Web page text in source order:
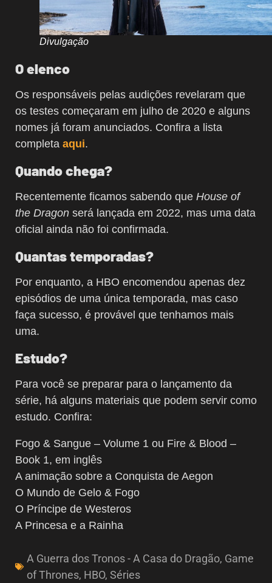
Divulgação
O elenco
Os responsáveis pelas audições revelaram que
os testes começaram em julho de 2020 e alguns
nomes já foram anunciados. Confira a lista
completa aqui.
Quando chega?
Recentemente ficamos sabendo que House of
the Dragon será lançada em 2022, mas uma data
oficial ainda não foi confirmada.
Quantas temporadas?
Por enquanto, a HBO encomendou apenas dez
episódios de uma única temporada, mas caso
faça sucesso, é provável que tenhamos mais
uma.
Estudo?
Para você se preparar para o lançamento da
série, há alguns materiais que podem servir como
estudo. Confira:
Fogo & Sangue – Volume 1 ou Fire & Blood –
Book 1, em inglês
A animação sobre a Conquista de Aegon
O Mundo de Gelo & Fogo
O Príncipe de Westeros
A Princesa e a Rainha
A Guerra dos Tronos - A Casa do Dragão, Game
of Thrones, HBO, Séries